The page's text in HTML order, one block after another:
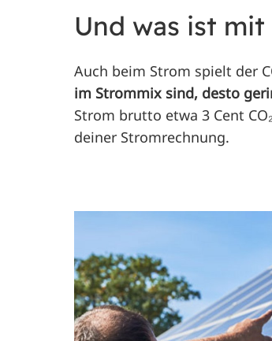
Und was ist
Auch beim Strom spielt der
im Strommix sind, desto
Strom brutto etwa 3 Cent
deiner Stromrechnung.